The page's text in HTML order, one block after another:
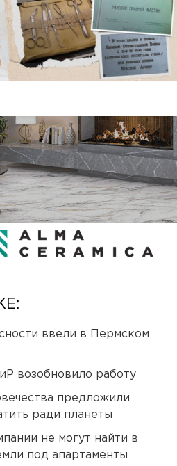
ввели в Пермском
возобновило работу
предложили
ради планеты
не могут найти в
под апартаменты